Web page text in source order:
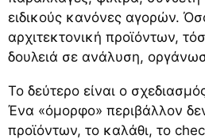
ειδικούς κανόνες αγορών.
αρχιτεκτονική προϊόντων,
δουλειά σε ανάλυση,
Το δεύτερο είναι ο
Ένα «όμορφο» περιβάλλον
προϊόντων, το καλάθι, το